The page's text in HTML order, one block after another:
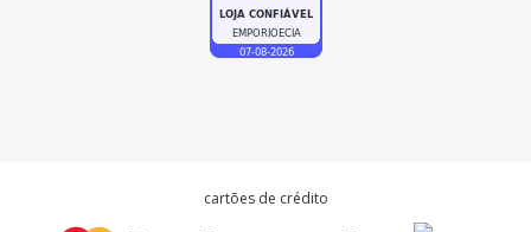
cartões de crédito